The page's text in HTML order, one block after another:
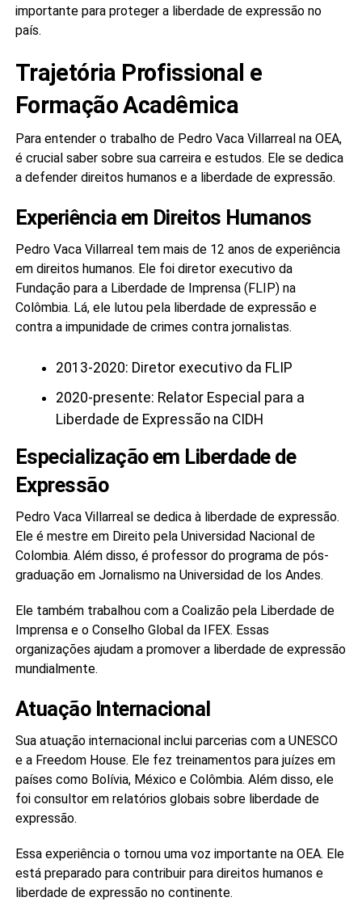
importante para proteger a liberdade de expressão no
país.
Trajetória Profissional e
Formação Acadêmica
Para entender o trabalho de Pedro Vaca Villarreal na OEA,
é crucial saber sobre sua carreira e estudos. Ele se dedica
a defender direitos humanos e a liberdade de expressão.
Experiência em Direitos Humanos
Pedro Vaca Villarreal tem mais de 12 anos de experiência
em direitos humanos. Ele foi diretor executivo da
Fundação para a Liberdade de Imprensa (FLIP) na
Colômbia. Lá, ele lutou pela liberdade de expressão e
contra a impunidade de crimes contra jornalistas.
2013-2020: Diretor executivo da FLIP
2020-presente: Relator Especial para a
Liberdade de Expressão na CIDH
Especialização em Liberdade de
Expressão
Pedro Vaca Villarreal se dedica à liberdade de expressão.
Ele é mestre em Direito pela Universidad Nacional de
Colombia. Além disso, é professor do programa de pós-
graduação em Jornalismo na Universidad de los Andes.
Ele também trabalhou com a Coalizão pela Liberdade de
Imprensa e o Conselho Global da IFEX. Essas
organizações ajudam a promover a liberdade de expressão
mundialmente.
Atuação Internacional
Sua atuação internacional inclui parcerias com a UNESCO
e a Freedom House. Ele fez treinamentos para juízes em
países como Bolívia, México e Colômbia. Além disso, ele
foi consultor em relatórios globais sobre liberdade de
expressão.
Essa experiência o tornou uma voz importante na OEA. Ele
está preparado para contribuir para direitos humanos e
liberdade de expressão no continente.